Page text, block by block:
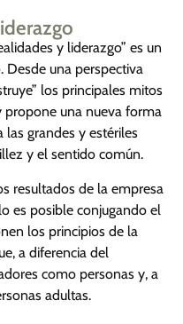
y liderazgo” es un
una perspectiva
los principales mitos
propone una nueva forma
las grandes y estériles
y el sentido común.
resultados de la empresa
es posible conjugando el
los principios de la
a diferencia del
como personas y, a
adultas.